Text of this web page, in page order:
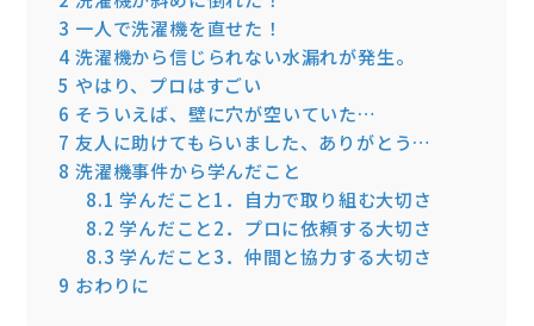
3 一人で洗濯機を直せた！
4洗濯機から信じられない水漏れが発生。
5 やはり、プロはすごい
6 そういえば、壁に穴が空いていた…
7 友人に助けてもらいました、ありがとう…
8 洗濯機事件から学んだこと
8.1 学んだこと1．自力で取り組む大切さ
8.2 学んだこと2．プロに依頼する大切さ
8.3 学んだこと3．仲間と協力する大切さ
9 おわりに